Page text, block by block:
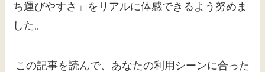
ち運びやすさ」をリアルに体感できるよう努めま
した。
この記事を読んで、あなたの利用シーンに合った